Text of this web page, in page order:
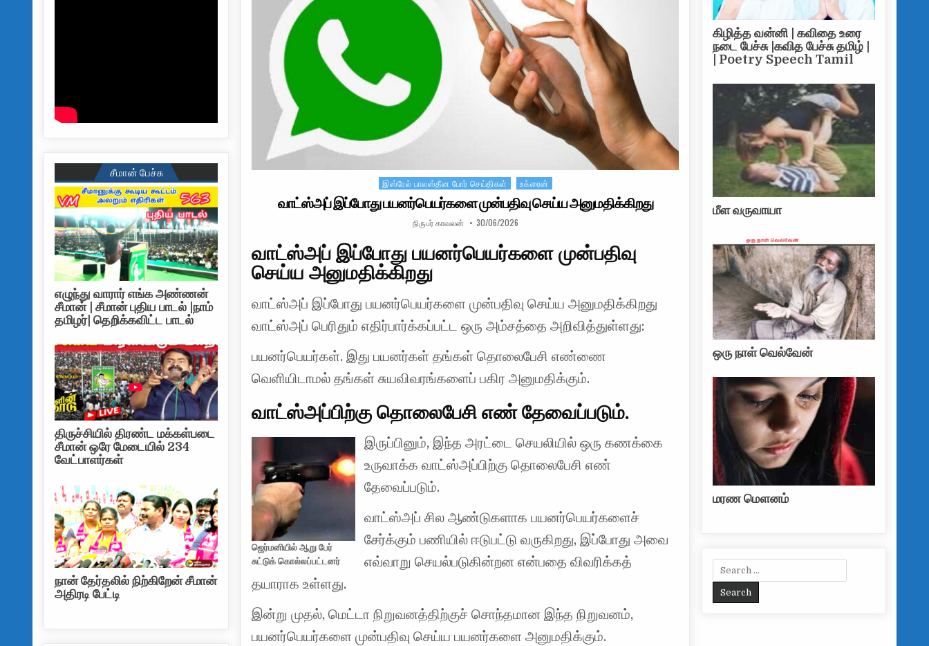
Posted in
இஸ்ரேல் பாலஸ்தீன போர் செய்திகள் உக்ரைன்
வாட்ஸ்அப் இப்போது பயனர்பெயர்களை முன்பதிவு செய்ய அனுமதிக்கிறது
AUTHOR:
நிருபர் காவலன் PUBLISHED DATE:
30/06/2026
வாட்ஸ்அப் இப்போது பயனர்பெயர்களை முன்பதிவு
செய்ய அனுமதிக்கிறது
வாட்ஸ்அப் இப்போது பயனர்பெயர்களை முன்பதிவு செய்ய அனுமதிக்கிறது
வாட்ஸ்அப் பெரிதும் எதிர்பார்க்கப்பட்ட ஒரு அம்சத்தை அறிவித்துள்ளது:
பயனர்பெயர்கள். இது பயனர்கள் தங்கள் தொலைபேசி எண்ணை
வெளியிடாமல் தங்கள் சுயவிவரங்களைப் பகிர அனுமதிக்கும்.
வாட்ஸ்அப்பிற்கு தொலைபேசி எண் தேவைப்படும்.
ஜெர்மனியில் ஆறு பேர்
சுட்டுக் கொல்லப்பட்டனர்
இருப்பினும், இந்த அரட்டை செயலியில் ஒரு கணக்கை
உருவாக்க வாட்ஸ்அப்பிற்கு தொலைபேசி எண்
தேவைப்படும்.
வாட்ஸ்அப் சில ஆண்டுகளாக பயனர்பெயர்களைச்
சேர்க்கும் பணியில் ஈடுபட்டு வருகிறது, இப்போது அவை
எவ்வாறு செயல்படுகின்றன என்பதை விவரிக்கத்
தயாராக உள்ளது.
இன்று முதல், மெட்டா நிறுவனத்திற்குச் சொந்தமான இந்த நிறுவனம்,
பயனர்பெயர்களை முன்பதிவு செய்ய பயனர்களை அனுமதிக்கும்.
சீமான் பேச்சு
எழுந்து வாரார் எங்க அண்ணன்
சீமான் | சீமான் புதிய பாடல் |நாம்
தமிழர்| தெறிக்கவிட்ட பாடல்
திருச்சியில் திரண்ட மக்கள்படை
சீமான் ஒரே மேடையில் 234
வேட்பாளர்கள்
நான் தேர்தலில் நிற்கிறேன் சீமான்
அதிரடி பேட்டி
கிழித்த வன்னி | கவிதை உரை
நடை பேச்சு |கவித பேச்சு தமிழ் |
| Poetry Speech Tamil
மீள வருவாயா
ஒரு நாள் வெல்வேன்
மரண மௌனம்
Search for: